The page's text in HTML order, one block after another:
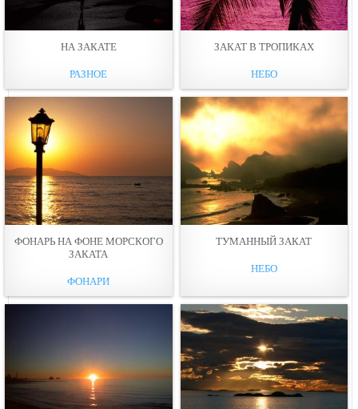
НА ЗАКАТЕ
РАЗНОЕ
ЗАКАТ В ТРОПИКАХ
НЕБО
ФОНАРЬ НА ФОНЕ МОРСКОГО
ЗАКАТА
ФОНАРИ
ТУМАННЫЙ ЗАКАТ
НЕБО